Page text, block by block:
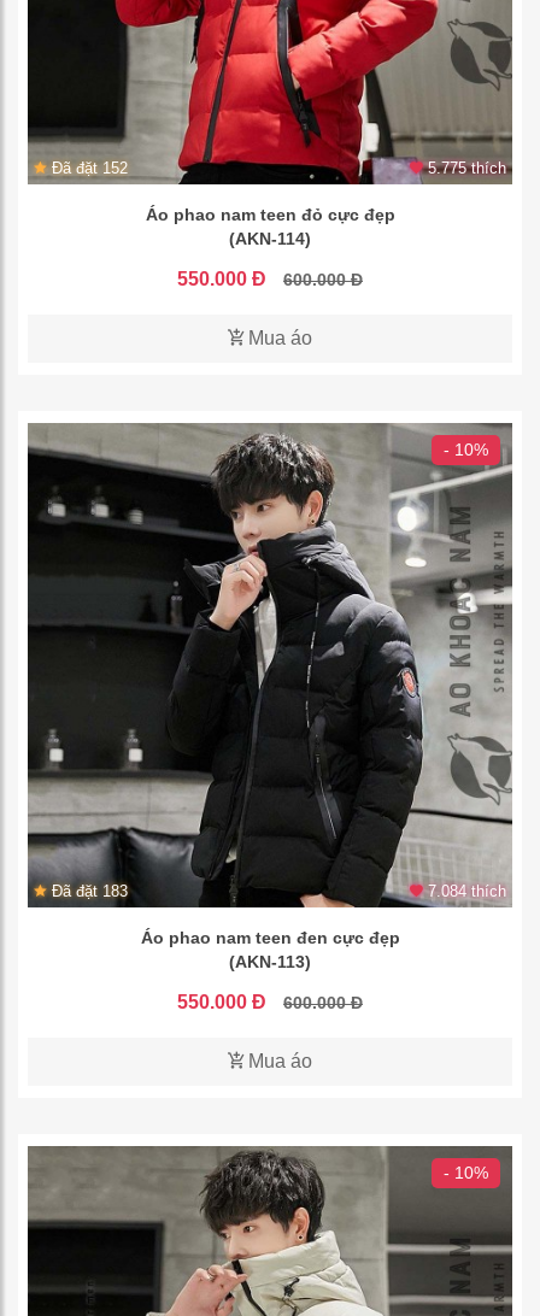
Đã đặt 152 5.775 thích
Áo phao nam teen đỏ cực đẹp
(AKN-114)
550.000 Đ 600.000 Đ
Mua áo
- 10%
Đã đặt 183 7.084 thích
Áo phao nam teen đen cực đẹp
(AKN-113)
550.000 Đ 600.000 Đ
Mua áo
- 10%